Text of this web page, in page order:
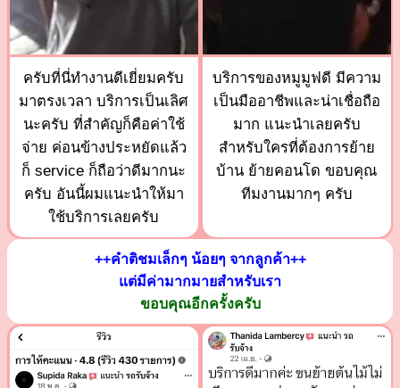
ครับที่นี่ทำงานดีเยี่ยมครับ
มาตรงเวลา บริการเป็นเลิศ
นะครับ ที่สำคัญก็คือค่าใช้
จ่าย ค่อนข้างประหยัดแล้ว
ก็ service ก็ถือว่าดีมากนะ
ครับ อันนี้ผมแนะนำให้มา
ใช้บริการเลยครับ
บริการของหมูมูฟดี มีความ
เป็นมืออาชีพและน่าเชื่อถือ
มาก แนะนำเลยครับ
สำหรับใครที่ต้องการย้าย
บ้าน ย้ายคอนโด ขอบคุณ
ทีมงานมากๆ ครับ
++คำติชมเล็กๆ น้อยๆ จากลูกค้า++
แต่มีค่ามากมายสำหรับเรา
ขอบคุณอีกครั้งครับ